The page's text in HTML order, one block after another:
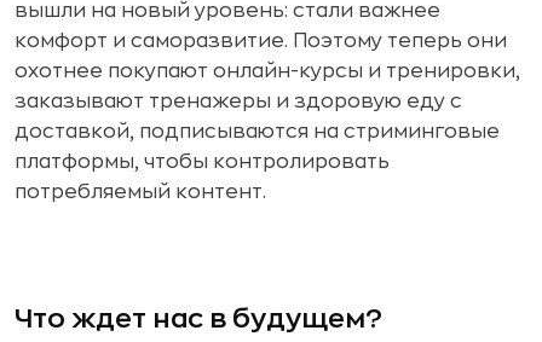
вышли на новый уровень: стали важнее
комфорт и саморазвитие. Поэтому теперь они
охотнее покупают онлайн-курсы и тренировки,
заказывают тренажеры и здоровую еду с
доставкой, подписываются на стриминговые
платформы, чтобы контролировать
потребляемый контент.
Что ждет нас в будущем?